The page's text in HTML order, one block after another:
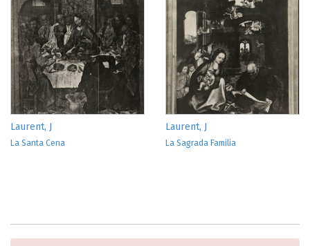
Laurent, J
La Santa Cena
Laurent, J
La Sagrada Familia